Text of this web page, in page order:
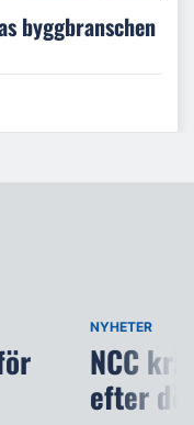
byggbranschen
NYHETER
NCC
efter